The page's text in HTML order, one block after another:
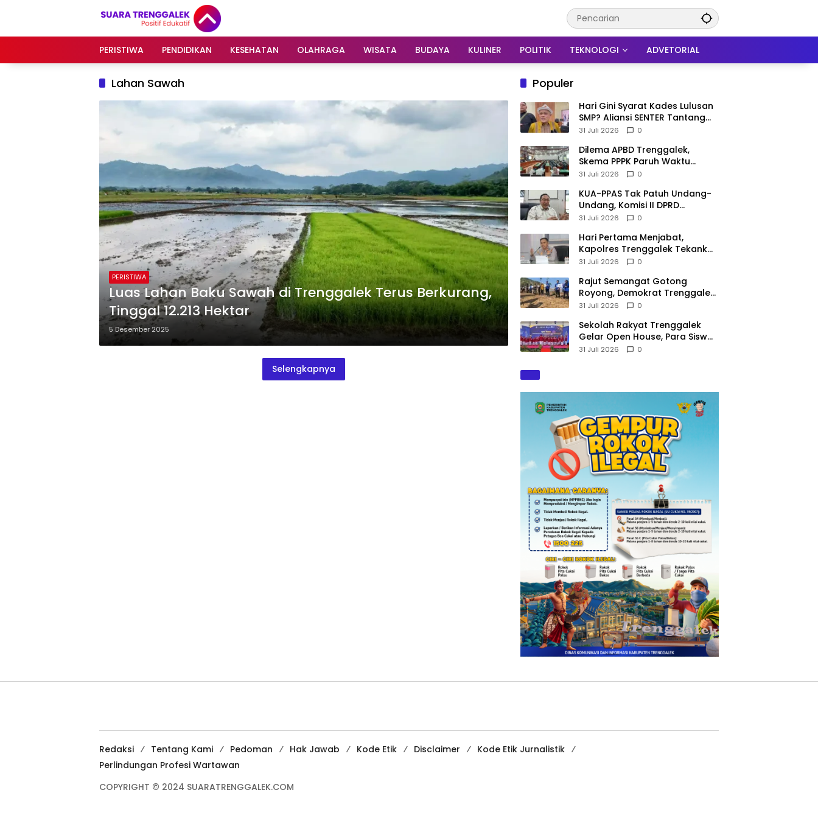
PERISTIWA
PENDIDIKAN KESEHATAN OLAHRAGA WISATA BUDAYA KULINER POLITIK TEKNOLOGI ADVETORIAL
Lahan Sawah
PERISTIWA
Luas Lahan Baku Sawah di Trenggalek Terus Berkurang,
Tinggal 12.213 Hektar
5 Desember 2025
Selengkapnya
Populer
Hari Gini Syarat Kades Lulusan
SMP? Aliansi SENTER Tantang
DPRD Trenggalek Berani
31 Juli 2026 0
Dilema APBD Trenggalek,
Skema PPPK Paruh Waktu
Mengemuka Demi Pangkas Rp
31 Juli 2026 0
KUA-PPAS Tak Patuh Undang-
Undang, Komisi II DPRD
Trenggalek: APBD 2027
31 Juli 2026 0
Hari Pertama Menjabat,
Kapolres Trenggalek Tekankan
Anggota Disiplin Hindari
31 Juli 2026 0
​Rajut Semangat Gotong
Royong, Demokrat Trenggalek
Gaungkan Gerakan Langit Biru
31 Juli 2026 0
Sekolah Rakyat Trenggalek
Gelar Open House, Para Siswa
Mulai Tempati Gedung Baru
31 Juli 2026 0
Redaksi Tentang Kami Pedoman Hak Jawab Kode Etik Disclaimer
Kode Etik Jurnalistik
Perlindungan Profesi Wartawan
COPYRIGHT © 2024 SUARATRENGGALEK.COM